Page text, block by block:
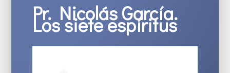
Pr. Nicolás García.
Los siete espíritus